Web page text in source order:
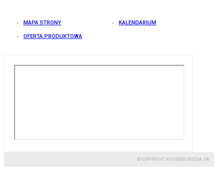
MAPA STRONY KALENDARIUM
OFERTA PRODUKTOWA
© COPYRIGHT BY GREMI MEDIA SA